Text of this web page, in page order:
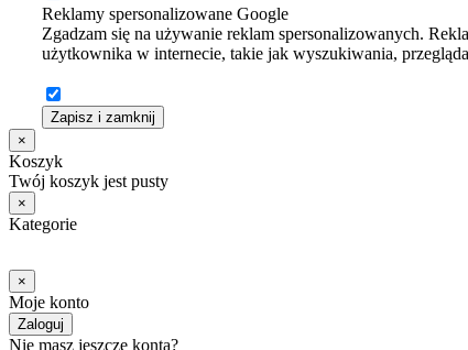
Reklamy spersonalizowane Google
Zgadzam się na używanie reklam spersonalizowanych.
użytkownika w internecie, takie jak wyszukiwania,
Zapisz i zamknij
×
Koszyk
Twój koszyk jest pusty
×
Kategorie
×
Moje konto
Zaloguj
Nie masz jeszcze konta?